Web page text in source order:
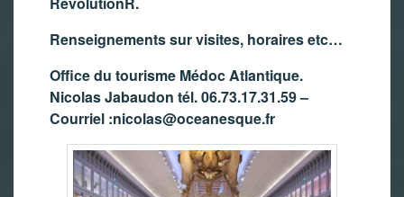
Renseignements sur visites, horaires etc…
Office du tourisme Médoc Atlantique.
Nicolas Jabaudon tél. 06.73.17.31.59 –
Courriel :nicolas@oceanesque.fr